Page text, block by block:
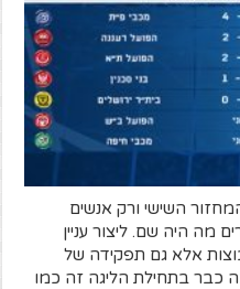
השישי ורק אנשים
מה היה שם. ליצור עניין
אלא גם תפקידה של
כבר בתחילת הליגה זה כמו